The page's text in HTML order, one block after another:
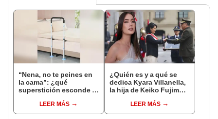
“Nena, no te peines en
la cama”: ¿qué
superstición esconde la
Enanitos Verdes?
LEER MÁS
¿Quién es y a qué se
dedica Kyara Villanella,
la hija de Keiko Fujimori
nivel nacional?
LEER MÁS